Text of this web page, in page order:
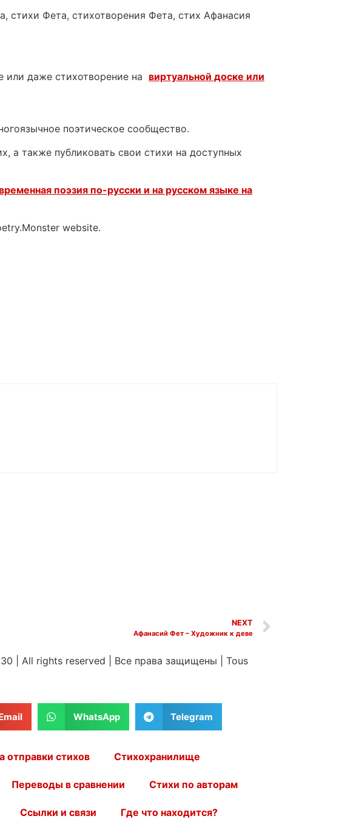
стихи Фета, стихотворения Фета, стих Афанасия
или даже стихотворение на виртуальной доске или
поэтическое сообщество.
а также публиковать свои стихи на доступных
поэзия по-русски и на русском языке на
website.
NEXT
Афанасий Фет – Художник к деве
All rights reserved Все права защищены
Tous
WhatsApp Telegram
отправки стихов Стихохранилище
Переводы в сравнении Стихи по авторам
Ссылки и связи Где что находится?